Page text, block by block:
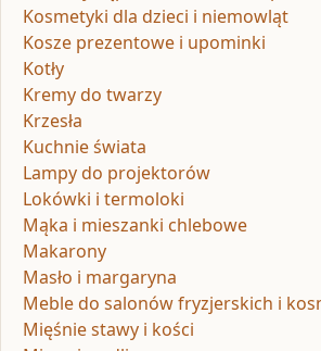
Kosmetyki dla dzieci i niemowląt
Kosze prezentowe i upominki
Kotły
Kremy do twarzy
Krzesła
Kuchnie świata
Lampy do projektorów
Lokówki i termoloki
Mąka i mieszanki chlebowe
Makarony
Masło i margaryna
Meble do salonów fryzjerskich i
Mięśnie stawy i kości